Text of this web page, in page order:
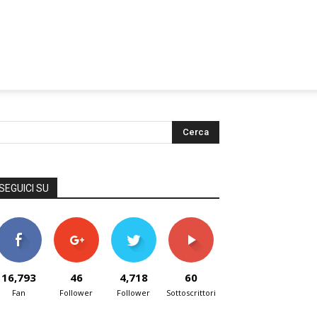
SU
16,793
Fan
46
Follower
4,718
Follower
60
Sottoscrittori